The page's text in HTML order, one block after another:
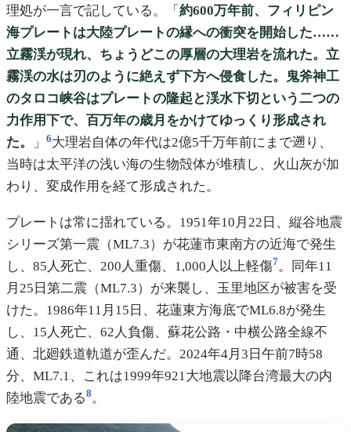
理処が一言で記している。「 約600万年前、フィリピン
海プレートは大陸プレートの縁への衝突を開始した……
立霧渓が現れ、ちょうどこの厚層の大理岩を流れた。立
霧渓の水は刃のように絶えず下方へ侵食した。鬼斧神工
のタロコ峡谷はプレートの隆起と渓水下切という二つの
力作用下で、百万年の歳月をかけてゆっくり形成され
た。
」 6大理岩自体の年代は2億5千万年前にまで遡り、
当時は太平洋の浅い海の生物殻体が堆積し、火山灰が加
わり、変成作用を経て形成された。
プレートは常に揺れている。1951年10月22日、縦谷地震
シリーズ第一震（ML7.3）が花蓮市東南方の近海で発生
し、85人死亡、200人重傷、1,000人以上軽傷7。同年11
月25日第二震（ML7.3）が来襲し、玉里地区が被害を受
けた。1986年11月15日、花蓮東方海底でML6.8が発生
し、15人死亡、62人負傷、蘇花公路・中横公路全線不
通、北廻鉄道軌道が歪んだ。2024年4月3日午前7時58
分、ML7.1、これは1999年921大地震以降台湾最大の内
陸地震である8。